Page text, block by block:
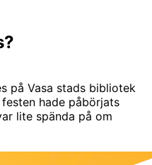
på Vasa stads bibliotek
hade påbörjats
lite spända på om